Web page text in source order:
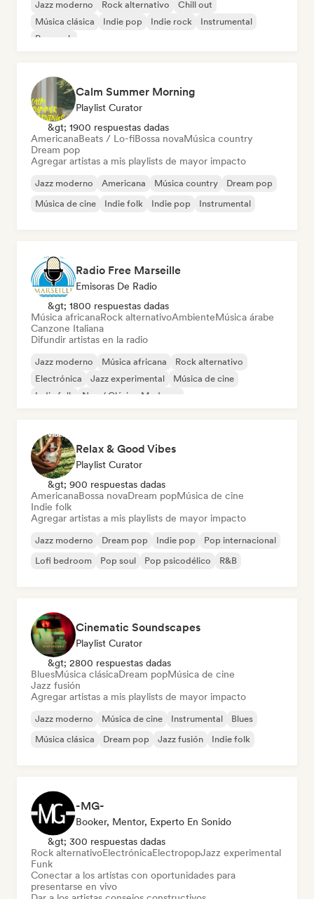
Jazz moderno Rock alternativo
Chill out
Música clásica
Indie pop Indie rock
Instrumental
Pop rock
Calm Summer Morning
Playlist Curator
&gt; 1900 respuestas dadas
AmericanaBeats / Lo-fiBossa novaMúsica country
Dream pop
Agregar artistas a mis playlists de mayor impacto
Jazz moderno Americana Música country
Dream pop
Música de cine
Indie folk Indie pop Instrumental
Radio Free Marseille
Emisoras De Radio
&gt; 1800 respuestas dadas
Música africanaRock alternativoAmbienteMúsica árabe
Canzone Italiana
Difundir artistas en la radio
Jazz moderno Música africana
Rock alternativo
Electrónica
Jazz experimental
Música de cine
Indie folk
Neo / Clásico Moderno
Relax & Good Vibes
Playlist Curator
&gt; 900 respuestas dadas
AmericanaBossa novaDream popMúsica de cine
Indie folk
Agregar artistas a mis playlists de mayor impacto
Jazz moderno Dream pop Indie pop
Pop internacional
Lofi bedroom
Pop soul Pop psicodélico R&B
Cinematic Soundscapes
Playlist Curator
&gt; 2800 respuestas dadas
BluesMúsica clásicaDream popMúsica de cine
Jazz fusión
Agregar artistas a mis playlists de mayor impacto
Jazz moderno Música de cine Instrumental
Blues
Música clásica
Dream pop Jazz fusión Indie folk
-MG-
Booker, Mentor, Experto En Sonido
&gt; 300 respuestas dadas
Rock alternativoElectrónicaElectropopJazz experimental
Funk
Conectar a los artistas con oportunidades para
presentarse en vivo